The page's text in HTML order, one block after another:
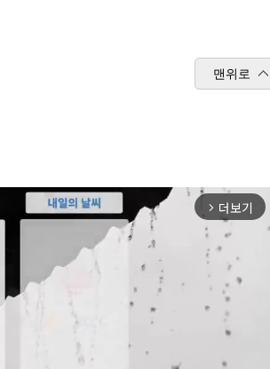
맨위로
arrow_forward_ios 더보기